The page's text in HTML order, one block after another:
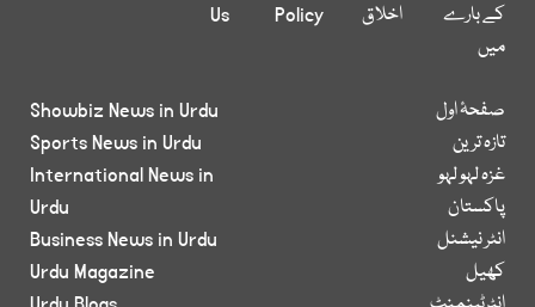
کے بارے
میں
اخلاق
Policy
Us
صفحۂ اول
تازہ ترین
غزہ لہو لہو
پاکستان
انٹر نیشنل
کھیل
Showbiz News in Urdu
Sports News in Urdu
International News in
Urdu
Business News in Urdu
Urdu Magazine